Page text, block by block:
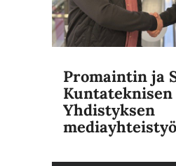
Promaintin ja
Kuntateknisen
Yhdistyksen